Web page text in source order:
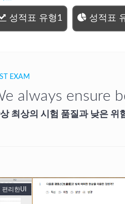
성적표 유형1 성적표
EXAM
always ensure
최상의 시험 품질과 낮은 위
편리한UI